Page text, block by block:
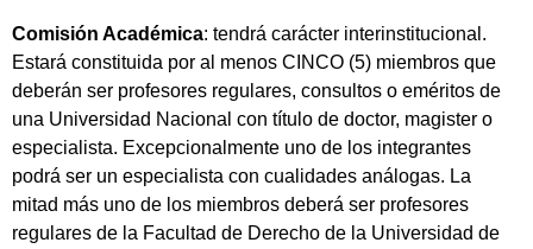
Comisión Académica: tendrá carácter interinstitucional.
Estará constituida por al menos CINCO (5) miembros que
deberán ser profesores regulares, consultos o eméritos de
una Universidad Nacional con título de doctor, magister o
especialista. Excepcionalmente uno de los integrantes
podrá ser un especialista con cualidades análogas. La
mitad más uno de los miembros deberá ser profesores
regulares de la Facultad de Derecho de la Universidad de